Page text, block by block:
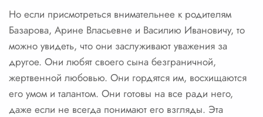
Но если присмотреться внимательнее к родителям
Базарова, Арине Власьевне и Василию Ивановичу, то
можно увидеть, что они заслуживают уважения за
другое. Они любят своего сына безграничной,
жертвенной любовью. Они гордятся им, восхищаются
его умом и талантом. Они готовы на все ради него,
даже если не всегда понимают его взгляды. Эта